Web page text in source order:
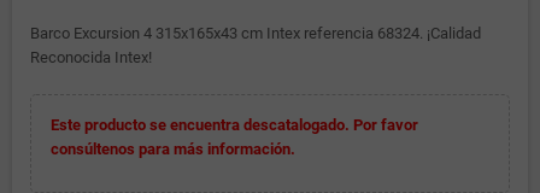
Barco Excursion 4 315x165x43 cm Intex referencia 68324. ¡Calidad
Reconocida Intex!
Este producto se encuentra descatalogado. Por favor
consúltenos para más información.